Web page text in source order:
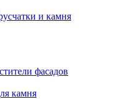
и камня
фасадов
камня